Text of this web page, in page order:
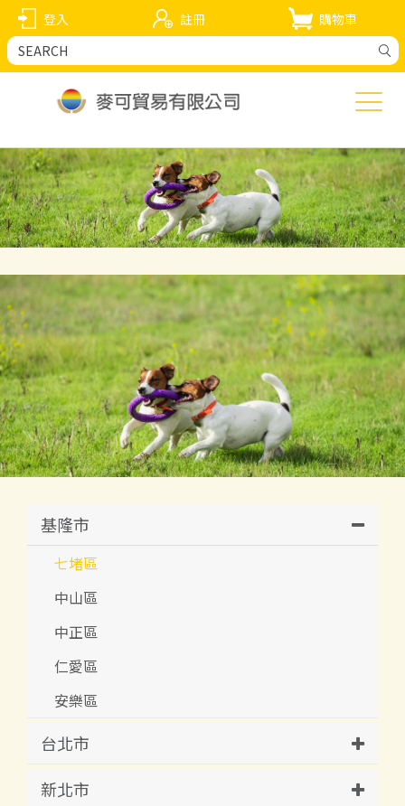
登入 註冊 購物車
基隆市
七堵區
中山區
中正區
仁愛區
安樂區
台北市
新北市